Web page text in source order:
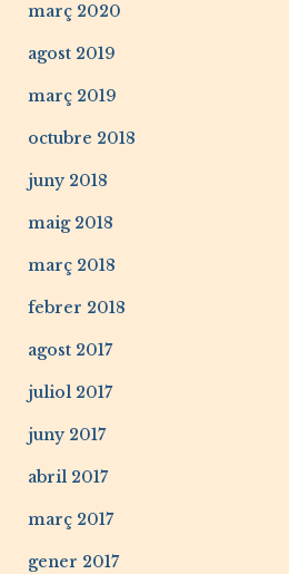
març 2020
agost 2019
març 2019
octubre 2018
juny 2018
maig 2018
març 2018
febrer 2018
agost 2017
juliol 2017
juny 2017
abril 2017
març 2017
gener 2017